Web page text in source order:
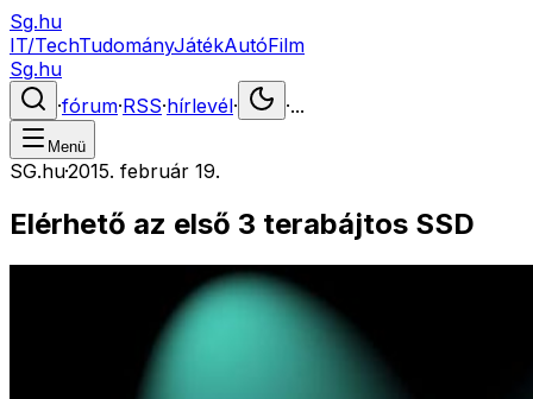
Sg.hu
IT/TechTudományJátékAutóFilm
Sg.hu
·fórum·RSS·hírlevél· ·...
Menü
SG.hu·2015. február 19.
Elérhető az első 3 terabájtos SSD